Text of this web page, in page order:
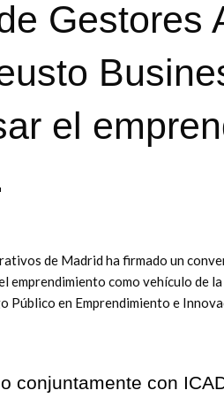
Gestores
el
de Madrid ha firmado un
como vehículo de
Público en Emprendimiento e
conjuntamente con